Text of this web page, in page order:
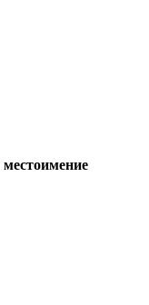
местоимение